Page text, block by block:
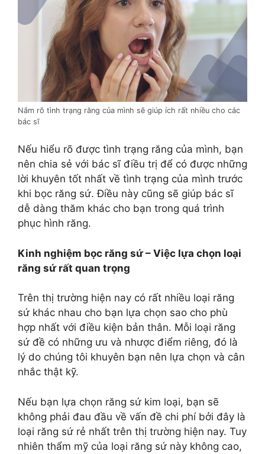
Nắm rõ tình trạng răng của mình sẽ giúp ích rất nhiều cho các
bác sĩ
Nếu hiểu rõ được tình trạng răng của mình, bạn
nên chia sẻ với bác sĩ điều trị để có được những
lời khuyên tốt nhất về tình trạng của mình trước
khi bọc răng sứ. Điều này cũng sẽ giúp bác sĩ
dễ dàng thăm khác cho bạn trong quá trình
phục hình răng.
Kinh nghiệm bọc răng sứ – Việc lựa chọn loại
răng sứ rất quan trọng
Trên thị trường hiện nay có rất nhiều loại răng
sứ khác nhau cho bạn lựa chọn sao cho phù
hợp nhất với điều kiện bản thân. Mỗi loại răng
sứ đề có những ưu và nhược điểm riêng, đó là
lý do chúng tôi khuyên bạn nên lựa chọn và cân
nhắc thật kỹ.
Nếu bạn lựa chọn răng sứ kim loại, bạn sẽ
không phải đau đầu về vấn đề chi phí bởi đây là
loại răng sứ rẻ nhất trên thị trường hiện nay. Tuy
nhiên thẩm mỹ của loại răng sứ này không cao,